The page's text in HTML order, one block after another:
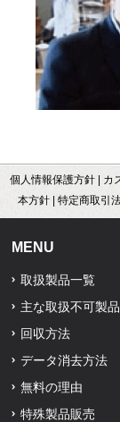
個人情報保護方針 カ
本方針
特定商取引
MENU
取扱製品一覧
主な取扱不可製品
回収方法
データ消去方法
無料の理由
特殊製品販売